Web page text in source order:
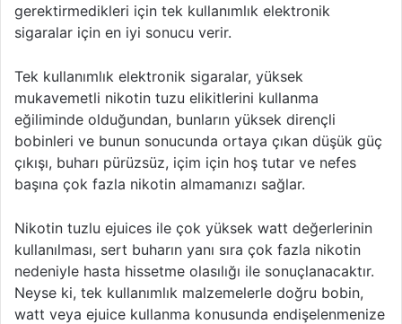
gerektirmedikleri için tek kullanımlık elektronik
sigaralar için en iyi sonucu verir.
Tek kullanımlık elektronik sigaralar, yüksek
mukavemetli nikotin tuzu elikitlerini kullanma
eğiliminde olduğundan, bunların yüksek dirençli
bobinleri ve bunun sonucunda ortaya çıkan düşük güç
çıkışı, buharı pürüzsüz, içim için hoş tutar ve nefes
başına çok fazla nikotin almamanızı sağlar.
Nikotin tuzlu ejuices ile çok yüksek watt değerlerinin
kullanılması, sert buharın yanı sıra çok fazla nikotin
nedeniyle hasta hissetme olasılığı ile sonuçlanacaktır.
Neyse ki, tek kullanımlık malzemelerle doğru bobin,
watt veya ejuice kullanma konusunda endişelenmenize